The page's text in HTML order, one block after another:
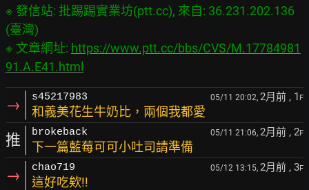
※ 發信站: 批踢踢實業坊(ptt.cc), 來自: 36.231.202.136
(臺灣)
※ 文章網址: https://www.ptt.cc/bbs/CVS/M.17784981
91.A.E41.html
→ s45217983 05/11 20:02, 2月前 , 1 F
和義美花生牛奶比，兩個我都愛
推 brokeback 05/11 21:06, 2月前 , 2F
下一篇藍莓可可小吐司請準備
→ chao719 05/12 13:15, 2月前 , 3F
這好吃欸!!